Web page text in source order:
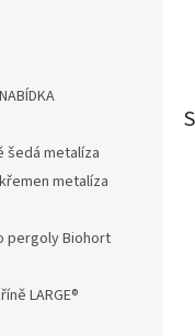
šedá metalíza
metalíza
pergoly Biohort
LARGE®